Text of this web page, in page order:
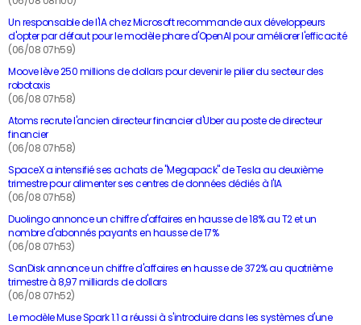
Un responsable de l'IA chez Microsoft recommande aux développeurs
d'opter par défaut pour le modèle phare d'OpenAI pour améliorer l'efficacité
(06/08 07h59)
Moove lève 250 millions de dollars pour devenir le pilier du secteur des
robotaxis
(06/08 07h58)
Atoms recrute l'ancien directeur financier d'Uber au poste de directeur
financier
(06/08 07h58)
SpaceX a intensifié ses achats de "Megapack" de Tesla au deuxième
trimestre pour alimenter ses centres de données dédiés à l'IA
(06/08 07h58)
Duolingo annonce un chiffre d'affaires en hausse de 18% au T2 et un
nombre d'abonnés payants en hausse de 17%
(06/08 07h53)
SanDisk annonce un chiffre d'affaires en hausse de 372% au quatrième
trimestre à 8,97 milliards de dollars
(06/08 07h52)
Le modèle Muse Spark 1.1 a réussi à s'introduire dans les systèmes d'une